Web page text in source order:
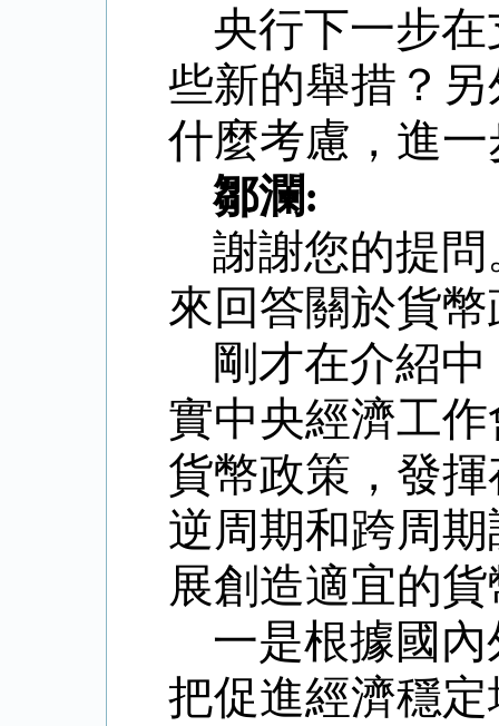
央行下一步
些新的舉措？
什麼考慮，進
鄒瀾:
謝謝您的提
來回答關於貨
剛才在介紹
實中央經濟工
貨幣政策，發
逆周期和跨周
展創造適宜的
一是根據國
把促進經濟穩